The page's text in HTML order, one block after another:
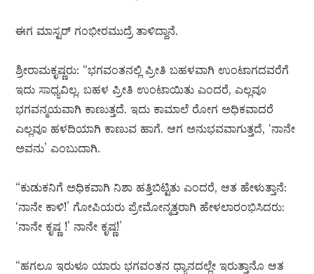
ಈಗ ಮಾಸ್ಟರ್ ಗಂಭೀರಮುದ್ರೆ ತಾಳಿದ್ದಾನೆ.
ಶ್ರೀರಾಮಕೃಷ್ಣರು: “ಭಗವಂತನಲ್ಲಿ ಪ್ರೀತಿ ಬಹಳವಾಗಿ ಉಂಟಾಗದವರೆಗೆ
ಇದು ಸಾಧ್ಯವಿಲ್ಲ. ಬಹಳ ಪ್ರೀತಿ ಉಂಟಾಯಿತು ಎಂದರೆ, ಎಲ್ಲವೂ
ಭಗವನ್ಮಯವಾಗಿ ಕಾಣುತ್ತದೆ. ಇದು ಕಾಮಾಲೆ ರೋಗ ಅಧಿಕವಾದರೆ
ಎಲ್ಲವೂ ಹಳದಿಯಾಗಿ ಕಾಣುವ ಹಾಗೆ. ಆಗ ಅನುಭವವಾಗುತ್ತದೆ, ‘ನಾನೇ
ಅವನು’ ಎಂಬುದಾಗಿ.
“ಕುಡುಕನಿಗೆ ಅಧಿಕವಾಗಿ ನಿಶಾ ಹತ್ತಿಬಿಟ್ಟಿತು ಎಂದರೆ, ಆತ ಹೇಳುತ್ತಾನೆ:
‘ನಾನೇ ಕಾಳಿ!’ ಗೋಪಿಯರು ಪ್ರೇಮೋನ್ಮತ್ತರಾಗಿ ಹೇಳಲಾರಂಭಿಸಿದರು:
‘ನಾನೇ ಕೃಷ್ಣ !’ ನಾನೇ ಕೃಷ್ಣ!’
“ಹಗಲೂ ಇರುಳೂ ಯಾರು ಭಗವಂತನ ಧ್ಯಾನದಲ್ಲೇ ಇರುತ್ತಾನೊ ಆತ